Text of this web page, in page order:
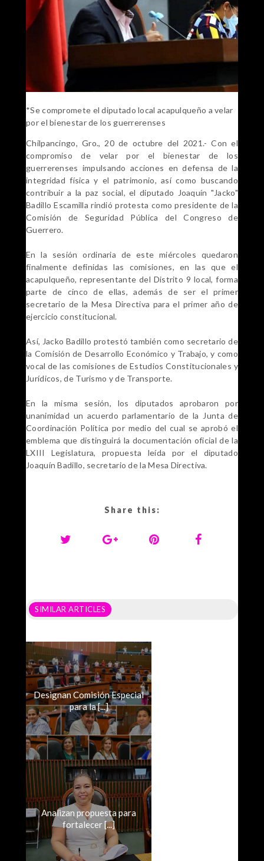
*Se compromete el diputado local acapulqueño a velar
por el bienestar de los guerrerenses
Chilpancingo, Gro., 20 de octubre del 2021.- Con el
compromiso de velar por el bienestar de los
guerrerenses impulsando acciones en defensa de la
integridad física y el patrimonio, así como buscando
contribuir a la paz social, el diputado Joaquín "Jacko"
Badillo Escamilla rindió protesta como presidente de la
Comisión de Seguridad Pública del Congreso de
Guerrero.
En la sesión ordinaria de este miércoles quedaron
finalmente definidas las comisiones, en las que el
acapulqueño, representante del Distrito 9 local, forma
parte de cinco de ellas, además de ser el primer
secretario de la Mesa Directiva para el primer año de
ejercicio constitucional.
Así, Jacko Badillo protestó también como secretario de
la Comisión de Desarrollo Económico y Trabajo, y como
vocal de las comisiones de Estudios Constitucionales y
Jurídicos, de Turismo y de Transporte.
En la misma sesión, los diputados aprobaron por
unanimidad un acuerdo parlamentario de la Junta de
Coordinación Política por medio del cual se aprobó el
emblema que distinguirá la documentación oficial de la
LXIII Legislatura, propuesta leída por el diputado
Joaquín Badillo, secretario de la Mesa Directiva.
Share this:
SIMILAR ARTICLES
Designan Comisión Especial
para la [...]
Analizan propuesta para
fortalecer [...]